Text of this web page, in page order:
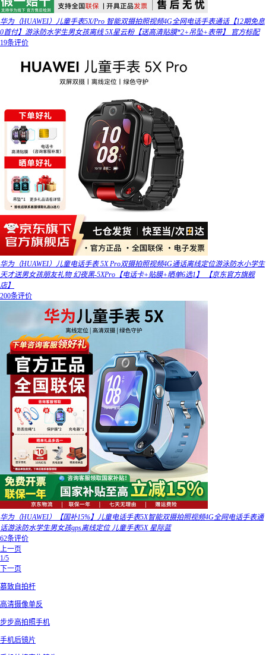
华为（HUAWEI）儿童手表5X/Pro 智能双摄拍照视频4G全网电话手表通话【12期免息
0首付】游泳防水学生男女孩离线 5X星云粉【送高清贴膜*2+吊坠+表带】 官方标配
19条评价
华为（HUAWEI）儿童电话手表 5X Pro双摄拍照视频4G通话离线定位游泳防水小学生
天才送男女孩朋友礼物 幻夜黑-5XPro【电话卡+贴膜+晒单6选1】 【京东官方旗舰
店】
200条评价
华为（HUAWEI）【国补15%】儿童电话手表5X智能双摄拍照视频4G全网电话手表通
话游泳防水学生男女孩gps离线定位 儿童手表5X 星际蓝
62条评价
上一页
1/5
下一页
慕致自拍杆
高清摄像单反
步步高拍照手机
手机后镜片